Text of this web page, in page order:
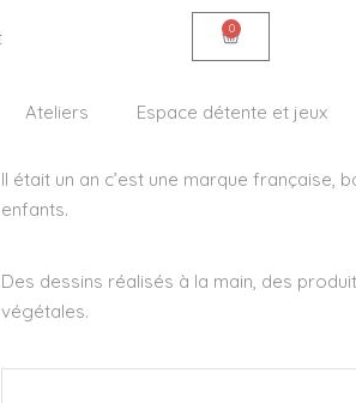
0
Ateliers Espace détente et jeux
Il était un an c’est une marque
enfants.
Des dessins réalisés à la main, des
végétales.